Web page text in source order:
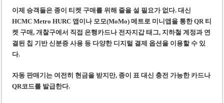
이제 승객들은 종이 티켓 구매를 위해 줄을 설 필요가 없다. 대신
HCMC Metro HURC 앱이나 모모(MoMo) 메트로 미니앱을 통한 QR 티
켓 구매, 개찰구에서 직접 은행카드나 전자지갑 태그, 지하철 계정과 연
결된 칩 기반 신분증 사용 등 다양한 디지털 결제 옵션을 이용할 수 있
다.
자동 판매기는 여전히 현금을 받지만, 종이 표 대신 충전 가능한 카드나
QR코드를 발급한다.